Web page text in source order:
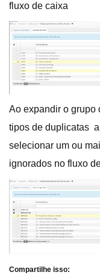
fluxo de caixa
Ao expandir o grupo
tipos de duplicatas
selecionar um ou
ignorados no fluxo
Compartilhe isso: